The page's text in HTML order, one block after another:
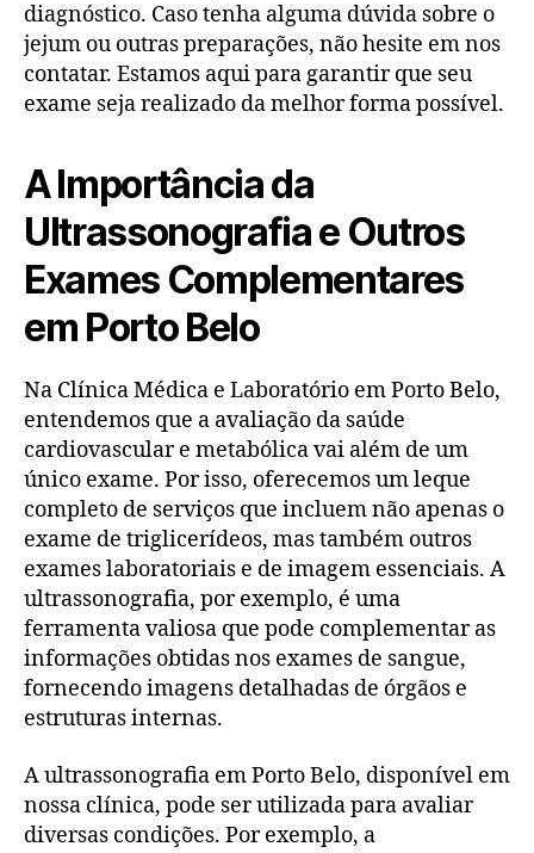
diagnóstico. Caso tenha alguma dúvida sobre o
jejum ou outras preparações, não hesite em nos
contatar. Estamos aqui para garantir que seu
exame seja realizado da melhor forma possível.
A Importância da
Ultrassonografia e Outros
Exames Complementares
em Porto Belo
Na Clínica Médica e Laboratório em Porto Belo,
entendemos que a avaliação da saúde
cardiovascular e metabólica vai além de um
único exame. Por isso, oferecemos um leque
completo de serviços que incluem não apenas o
exame de triglicerídeos, mas também outros
exames laboratoriais e de imagem essenciais. A
ultrassonografia, por exemplo, é uma
ferramenta valiosa que pode complementar as
informações obtidas nos exames de sangue,
fornecendo imagens detalhadas de órgãos e
estruturas internas.
A ultrassonografia em Porto Belo, disponível em
nossa clínica, pode ser utilizada para avaliar
diversas condições. Por exemplo, a